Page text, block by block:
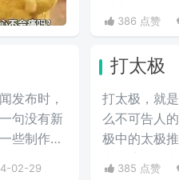
叫来总的。
把屏蔽敏感
386 点赞
发布时，
句没有新
些制作梗
批评，更
02-29
打太极
打太极，就
么不可告人
极中的太极
去。暗指做
385 点赞